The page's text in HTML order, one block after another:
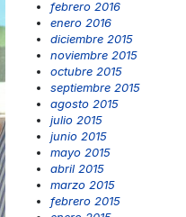
febrero 2016
enero 2016
diciembre 2015
noviembre 2015
octubre 2015
septiembre 2015
agosto 2015
julio 2015
junio 2015
mayo 2015
abril 2015
marzo 2015
febrero 2015